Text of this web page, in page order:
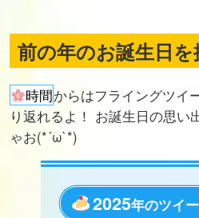
前の年のお誕生日を
時間からはフライングツイ
り返れるよ！ お誕生日の思い
ゃお(*´ω`*)
2025年のツイ